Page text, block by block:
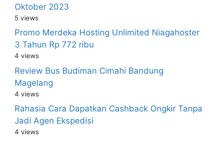
Oktober 2023
5 views
Promo Merdeka Hosting Unlimited Niagahoster
3 Tahun Rp 772 ribu
4 views
Review Bus Budiman Cimahi Bandung
Magelang
4 views
Rahasia Cara Dapatkan Cashback Ongkir Tanpa
Jadi Agen Ekspedisi
4 views